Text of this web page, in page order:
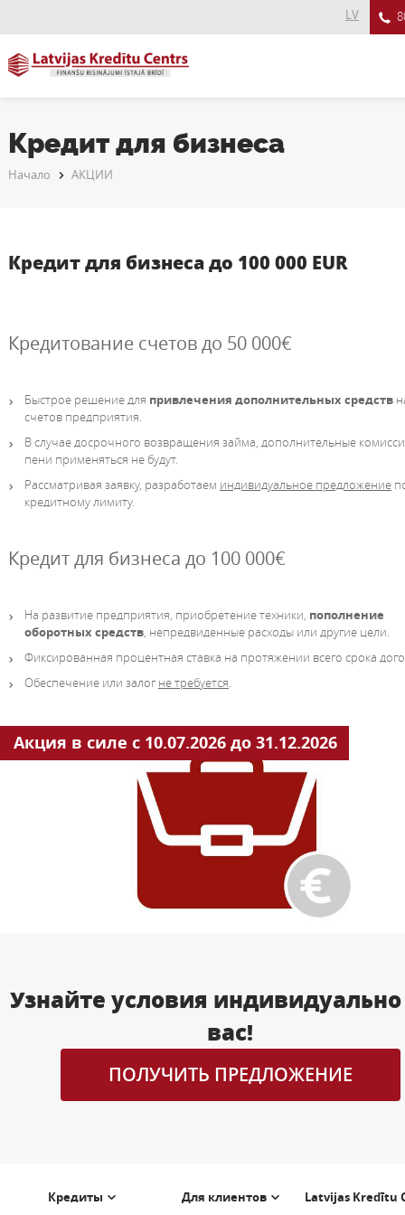
LV
Кредит для бизнеса
Начало АКЦИИ
Кредит для бизнеса до 100 000 EUR
Кредитование счетов до 50 000€
Быстрое решение для привлечения дополнительных средств
счетов предприятия.
В случае досрочного возвращения займа, дополнительные
пени применяться не будут.
Рассматривая заявку, разработаем индивидуальное предложение
кредитному лимиту.
Кредит для бизнеса до 100 000€
На развитие предприятия, приобретение техники, пополнение
оборотных средств, непредвиденные расходы или другие цели.
Фиксированная процентная ставка на протяжении всего срока
Обеспечение или залогне требуется.
Акция в силе с 10.07.2026 до 31.12.2026
Узнайте условия
вас!
ПОЛУЧИТЬ ПРЕДЛОЖЕНИЕ
Кредиты Для клиентов Latvijas Kredītu